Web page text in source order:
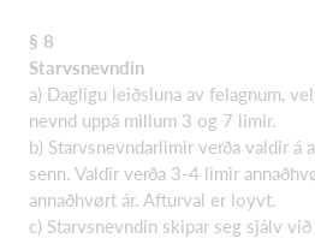
§ 8
Starvsnevndin
a) Dagligu leiðsluna av felagnum,
nevnd uppá millum 3 og 7 limir.
b) Starvsnevndarlimir verða valdir á
senn. Valdir verða 3-4 limir
annaðhvørt ár. Afturval er loyvt.
c) Starvsnevndin skipar seg sjálv